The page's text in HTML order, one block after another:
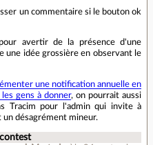
un commentaire si le bouton ok
avertir de la présence d'une
une idée grossière en observant le
une notification annuelle en
gens à donner, on pourrait aussi
Tracim pour l'admin qui invite à
désagrément mineur.